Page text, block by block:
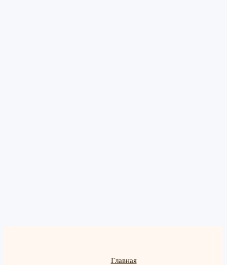
Главная